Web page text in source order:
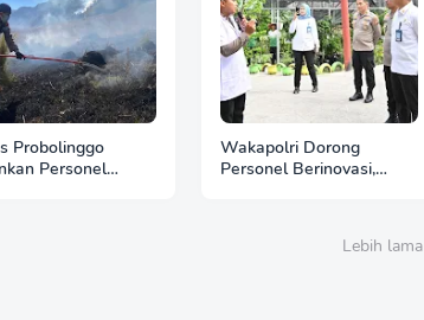
Probolinggo
Personel
Wakapolri Dorong
Personel Berinovasi,
Lebih lama